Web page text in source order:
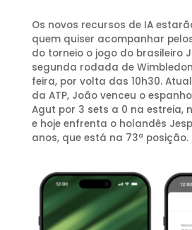
Os novos recursos de IA
quem quiser acompanhar
do torneio o jogo do brasileiro
segunda rodada de
feira, por volta das 10h30.
da ATP, João venceu o
Agut por 3 sets a 0 na estreia,
e hoje enfrenta o holandês
anos, que está na 73ª posição.